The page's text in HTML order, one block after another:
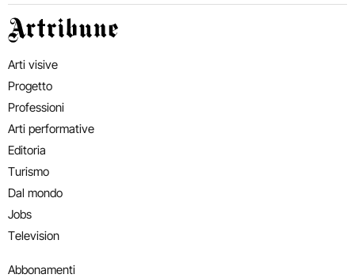
Artribune
Arti visive
Progetto
Professioni
Arti performative
Editoria
Turismo
Dal mondo
Jobs
Television
Abbonamenti